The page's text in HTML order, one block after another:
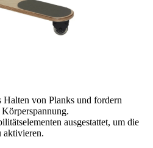
Halten von Planks und fordern
ausgestattet, um die
aktivieren.